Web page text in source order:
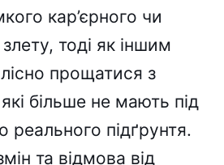
кар’єрного чи
тоді як іншим
прощатися з
більше не мають під
підґрунтя.
та відмова від